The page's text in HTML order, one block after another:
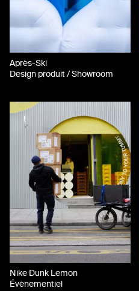
Après-Ski
Design produit / Showroom
Nike Dunk Lemon
Évènementiel